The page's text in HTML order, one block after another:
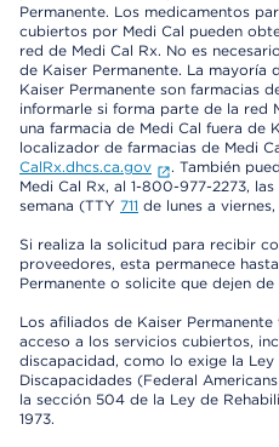
Permanente. Los medicamentos
cubiertos por Medi Cal pueden
red de Medi Cal Rx. No es
de Kaiser Permanente. La mayoría
Kaiser Permanente son farmacias
informarle si forma parte de la red
una farmacia de Medi Cal fuera de
localizador de farmacias de Medi
CalRx.dhcs.ca.gov
. También
Medi Cal Rx, al 1-800-977-2273,
semana (TTY 711 de lunes a
Si realiza la solicitud para recibir
proveedores, esta permanece
Permanente o solicite que dejen
Los afiliados de Kaiser
acceso a los servicios cubiertos,
discapacidad, como lo exige la
Discapacidades (Federal
la sección 504 de la Ley de
1973.